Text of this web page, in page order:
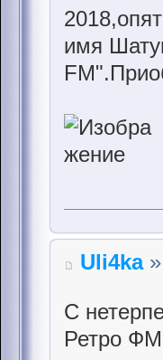
имя
Uli4ka»
С
Ретро